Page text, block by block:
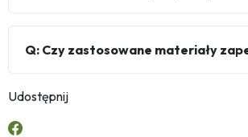
Q: Czy zastosowane materiały
Udostępnij